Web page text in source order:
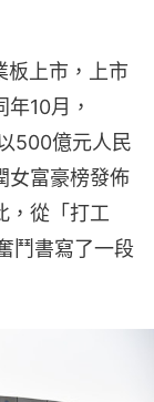
板上市，上市
10月，
500億元人民
女富豪榜發佈
，從「打工
鬥書寫了一段